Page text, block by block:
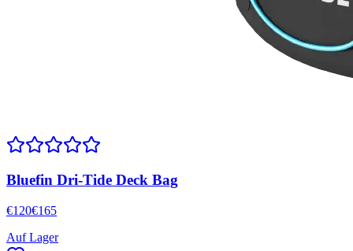
Bluefin Dri-Tide Deck Bag
€120€165
Auf Lager